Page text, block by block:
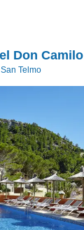
Don Camilo
San Telmo